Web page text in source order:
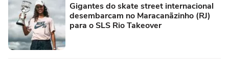
Gigantes do skate street internacional
desembarcam no Maracanãzinho (RJ)
para o SLS Rio Takeover